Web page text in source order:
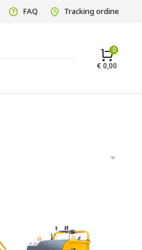
FAQ Tracking ordine
€ 0,00